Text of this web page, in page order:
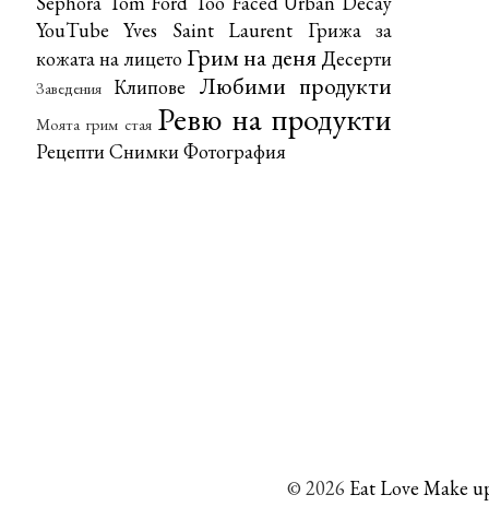
YouTube
Yves Saint Laurent
Грижа за
кожата на лицетоГрим на деня Десерти
Заведения Клипове Любими продукти
Моята грим стая Ревю на продукти
РецептиСнимкиФотография
©2026 Eat Love Make